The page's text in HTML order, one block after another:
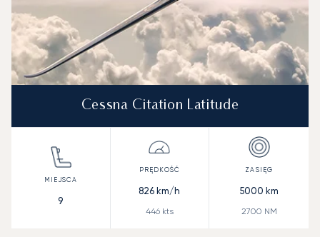
Cessna Citation Latitude
9
826 km/h
446kts
5000 km
2700 NM